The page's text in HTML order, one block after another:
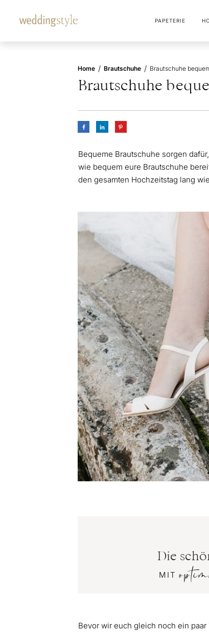
PAPETERIE
Home / Brautschuhe /
Brautschuhe
Bequeme Brautschuhe sorgen
wie bequem eure Brautschuhe
den gesamten Hochzeitstag lang
Die
MIT
Bevor wir euch gleich noch ein